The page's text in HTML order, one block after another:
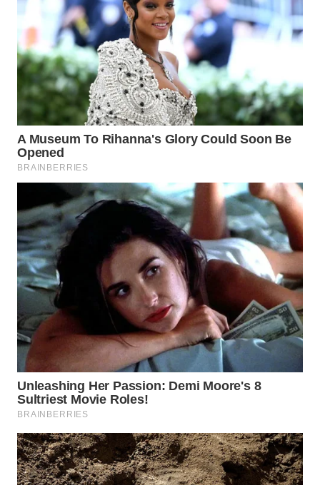
PAKPAK
WN
KARAWANG
WN
BEKASI
WN
BOGOR
WN
DEPOK
WN
TAPANULI
UTARA
WN
SAMOSIR
PADANG
LAWAS
WN
SUMEDANG